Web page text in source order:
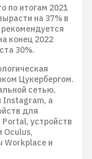
по итогам 2021
на 37% в
конец 2022
30%.
Цукербергом.
сетью,
Instagram, а
для
устройств
Oculus,
Workplace и